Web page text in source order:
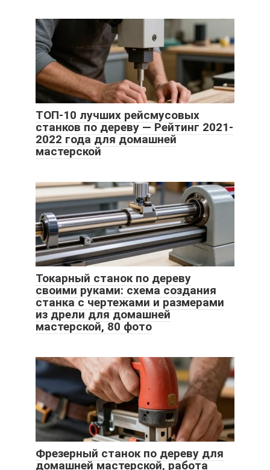
ТОП-10 лучших рейсмусовых
станков по дереву — Рейтинг 2021-
2022 года для домашней
мастерской
Токарный станок по дереву
своими руками: схема создания
станка с чертежами и размерами
из дрели для домашней
мастерской, 80 фото
Фрезерный станок по дереву для
домашней мастерской, работа